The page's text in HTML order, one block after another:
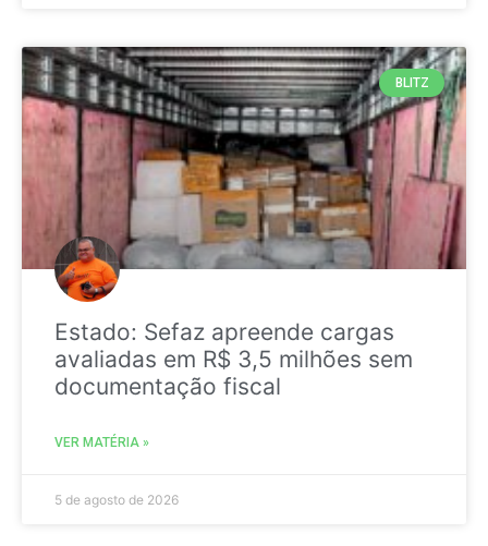
BLITZ
Estado: Sefaz apreende cargas
avaliadas em R$ 3,5 milhões sem
documentação fiscal
VER MATÉRIA »
5 de agosto de 2026